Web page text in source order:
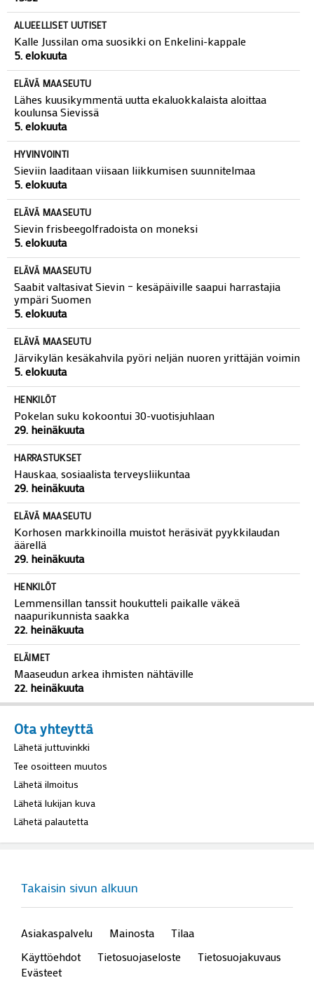
Lehtipalvelun huoltokatko torstaina 13.8. klo 8:00 – 9:00
15:32
ALUEELLISET UUTISET
Kalle Jussilan oma suosikki on Enkelini-kappale
5. elokuuta
ELÄVÄ MAASEUTU
Lähes kuusikymmentä uutta ekaluokkalaista aloittaa
koulunsa Sievissä
5. elokuuta
HYVINVOINTI
Sieviin laaditaan viisaan liikkumisen suunnitelmaa
5. elokuuta
ELÄVÄ MAASEUTU
Sievin frisbeegolfradoista on moneksi
5. elokuuta
ELÄVÄ MAASEUTU
Saabit valtasivat Sievin – kesäpäiville saapui harrastajia
ympäri Suomen
5. elokuuta
ELÄVÄ MAASEUTU
Järvikylän kesäkahvila pyöri neljän nuoren yrittäjän voimin
5. elokuuta
HENKILÖT
Pokelan suku kokoontui 30-vuotisjuhlaan
29. heinäkuuta
HARRASTUKSET
Hauskaa, sosiaalista terveysliikuntaa
29. heinäkuuta
ELÄVÄ MAASEUTU
Korhosen markkinoilla muistot heräsivät pyykkilaudan
äärellä
29. heinäkuuta
HENKILÖT
Lemmensillan tanssit houkutteli paikalle väkeä
naapurikunnista saakka
22. heinäkuuta
ELÄIMET
Maaseudun arkea ihmisten nähtäville
Ota yhteyttä
Lähetä juttuvinkki
Tee osoitteen muutos
Lähetä ilmoitus
Lähetä lukijan kuva
Lähetä palautetta
Asiakaspalvelu Mainosta
Tilaa